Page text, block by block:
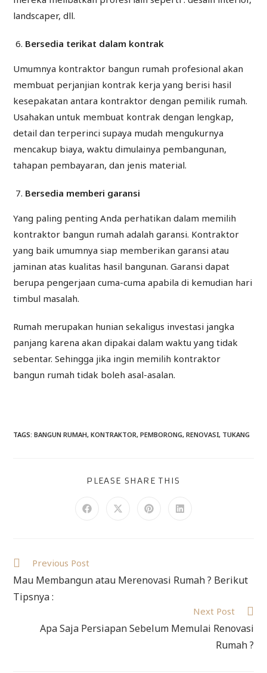
landscaper, dll.
Bersedia terikat dalam kontrak
Umumnya kontraktor bangun rumah profesional akan
membuat perjanjian kontrak kerja yang berisi hasil
kesepakatan antara kontraktor dengan pemilik rumah.
Usahakan untuk membuat kontrak dengan lengkap,
detail dan terperinci supaya mudah mengukurnya
mencakup biaya, waktu dimulainya pembangunan,
tahapan pembayaran, dan jenis material.
Bersedia memberi garansi
Yang paling penting Anda perhatikan dalam memilih
kontraktor bangun rumah adalah garansi. Kontraktor
yang baik umumnya siap memberikan garansi atau
jaminan atas kualitas hasil bangunan. Garansi dapat
berupa pengerjaan cuma-cuma apabila di kemudian hari
timbul masalah.
Rumah merupakan hunian sekaligus investasi jangka
panjang karena akan dipakai dalam waktu yang tidak
sebentar. Sehingga jika ingin memilih kontraktor
bangun rumah tidak boleh asal-asalan.
TAGS:BANGUN RUMAH, KONTRAKTOR, PEMBORONG, RENOVASI, TUKANG
PLEASE SHARE THIS
Previous Post
Mau Membangun atau Merenovasi Rumah ? Berikut
Tipsnya :
Next Post
Apa Saja Persiapan Sebelum Memulai Renovasi
Rumah ?